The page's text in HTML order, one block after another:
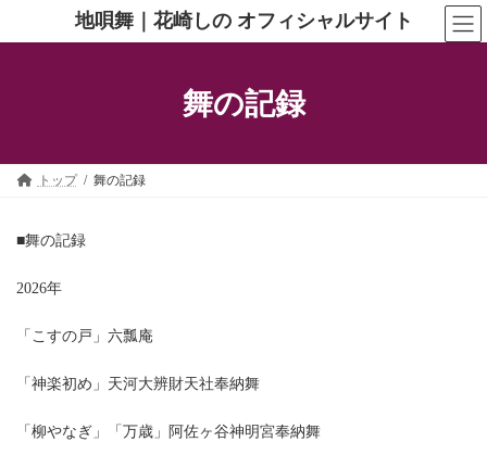
テ
ッ
ゲ
移
地唄舞｜花崎しの オフィシャルサイト
舞の記録
トップ 舞の記録
■舞の記録
2026年
「こすの戸」六瓢庵
「神楽初め」天河大辨財天社奉納舞
「柳やなぎ」「万歳」阿佐ヶ谷神明宮奉納舞